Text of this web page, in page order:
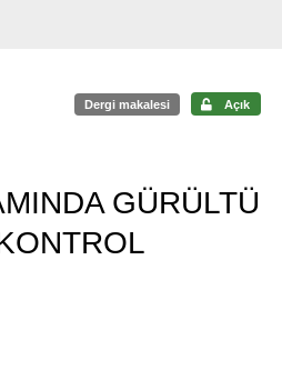
Dergi makalesi Açık
GÜRÜLTÜ